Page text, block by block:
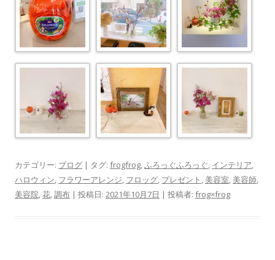
カテゴリー: ブログ | タグ: frogfrog,ふろっぐふろっぐ, インテリア,
ハロウィン, フラワーアレンジ, フロッグ, プレゼント , 美容室, 美容師,
美容院,花,調布 | 投稿日: 2021年10月7日 | 投稿者: frog×frog